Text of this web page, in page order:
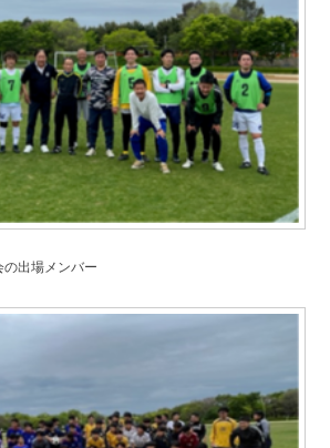
阪口 正二郎 氏・根津 茂 氏
育友会について
関連リンク
サイトマップ
出場メンバー